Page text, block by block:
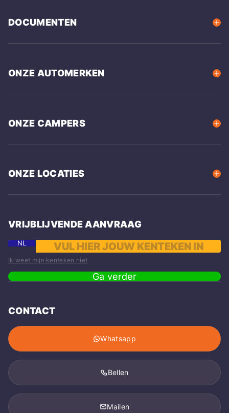
DOCUMENTEN
ONZE AUTOMERKEN
ONZE CAMPERS
ONZE LOCATIES
VRIJBLIJVENDE AANVRAAG
NL
Ik weet mijn kenteken niet
Ga verder
CONTACT
Whatsapp
Bellen
Mailen